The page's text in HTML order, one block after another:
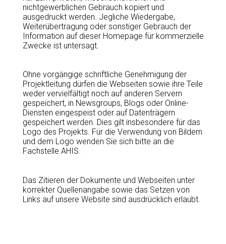
nichtgewerblichen Gebrauch kopiert und
ausgedruckt werden. Jegliche Wiedergabe,
Weiterübertragung oder sonstiger Gebrauch der
Information auf dieser Homepage für kommerzielle
Zwecke ist untersagt.
Ohne vorgängige schriftliche Genehmigung der
Projektleitung dürfen die Webseiten sowie ihre Teile
weder vervielfältigt noch auf anderen Servern
gespeichert, in Newsgroups, Blogs oder Online-
Diensten eingespeist oder auf Datenträgern
gespeichert werden. Dies gilt insbesondere für das
Logo des Projekts. Für die Verwendung von Bildern
und dem Logo wenden Sie sich bitte an die
Fachstelle AHIS.
Das Zitieren der Dokumente und Webseiten unter
korrekter Quellenangabe sowie das Setzen von
Links auf unsere Website sind ausdrücklich erlaubt.